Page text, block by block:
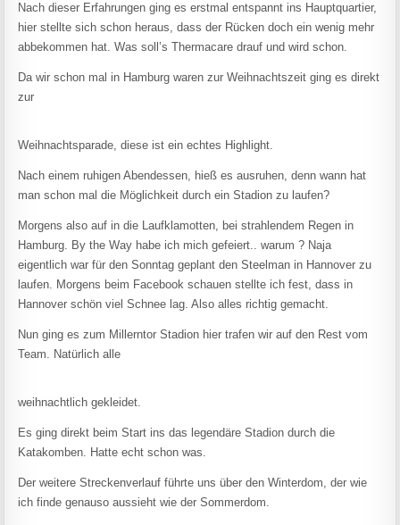
Nach dieser Erfahrungen ging es erstmal entspannt ins Hauptquartier,
hier stellte sich schon heraus, dass der Rücken doch ein wenig mehr
abbekommen hat. Was soll’s Thermacare drauf und wird schon.
Da wir schon mal in Hamburg waren zur Weihnachtszeit ging es direkt
zur
Weihnachtsparade, diese ist ein echtes Highlight.
Nach einem ruhigen Abendessen, hieß es ausruhen, denn wann hat
man schon mal die Möglichkeit durch ein Stadion zu laufen?
Morgens also auf in die Laufklamotten, bei strahlendem Regen in
Hamburg. By the Way habe ich mich gefeiert.. warum ? Naja
eigentlich war für den Sonntag geplant den Steelman in Hannover zu
laufen. Morgens beim Facebook schauen stellte ich fest, dass in
Hannover schön viel Schnee lag. Also alles richtig gemacht.
Nun ging es zum Millerntor Stadion hier trafen wir auf den Rest vom
Team. Natürlich alle
weihnachtlich gekleidet.
Es ging direkt beim Start ins das legendäre Stadion durch die
Katakomben. Hatte echt schon was.
Der weitere Streckenverlauf führte uns über den Winterdom, der wie
ich finde genauso aussieht wie der Sommerdom.